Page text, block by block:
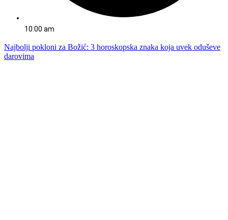
10:00 am
Najbolji pokloni za Božić: 3 horoskopska znaka koja uvek oduševe
darovima